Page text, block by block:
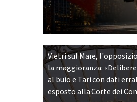
Vietri sul Mare,
la maggioranza:
al buio e Tari con dati
esposto alla Corte dei